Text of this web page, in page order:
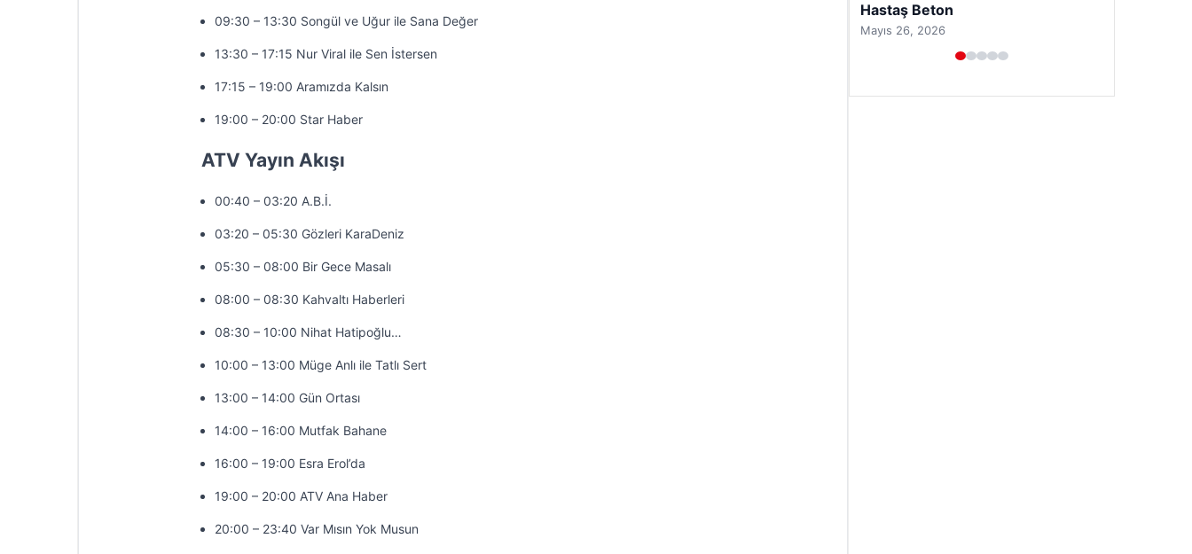
09:30 – 13:30 Songül ve Uğur ile Sana Değer
13:30 – 17:15 Nur Viral ile Sen İstersen
17:15 – 19:00 Aramızda Kalsın
19:00 – 20:00 Star Haber
ATV Yayın Akışı
00:40 – 03:20 A.B.İ.
03:20 – 05:30 Gözleri KaraDeniz
05:30 – 08:00 Bir Gece Masalı
08:00 – 08:30 Kahvaltı Haberleri
08:30 – 10:00 Nihat Hatipoğlu…
10:00 – 13:00 Müge Anlı ile Tatlı Sert
13:00 – 14:00 Gün Ortası
14:00 – 16:00 Mutfak Bahane
16:00 – 19:00 Esra Erol’da
19:00 – 20:00 ATV Ana Haber
20:00 – 23:40 Var Mısın Yok Musun
Prenses Night Club
Nisan 29, 2026